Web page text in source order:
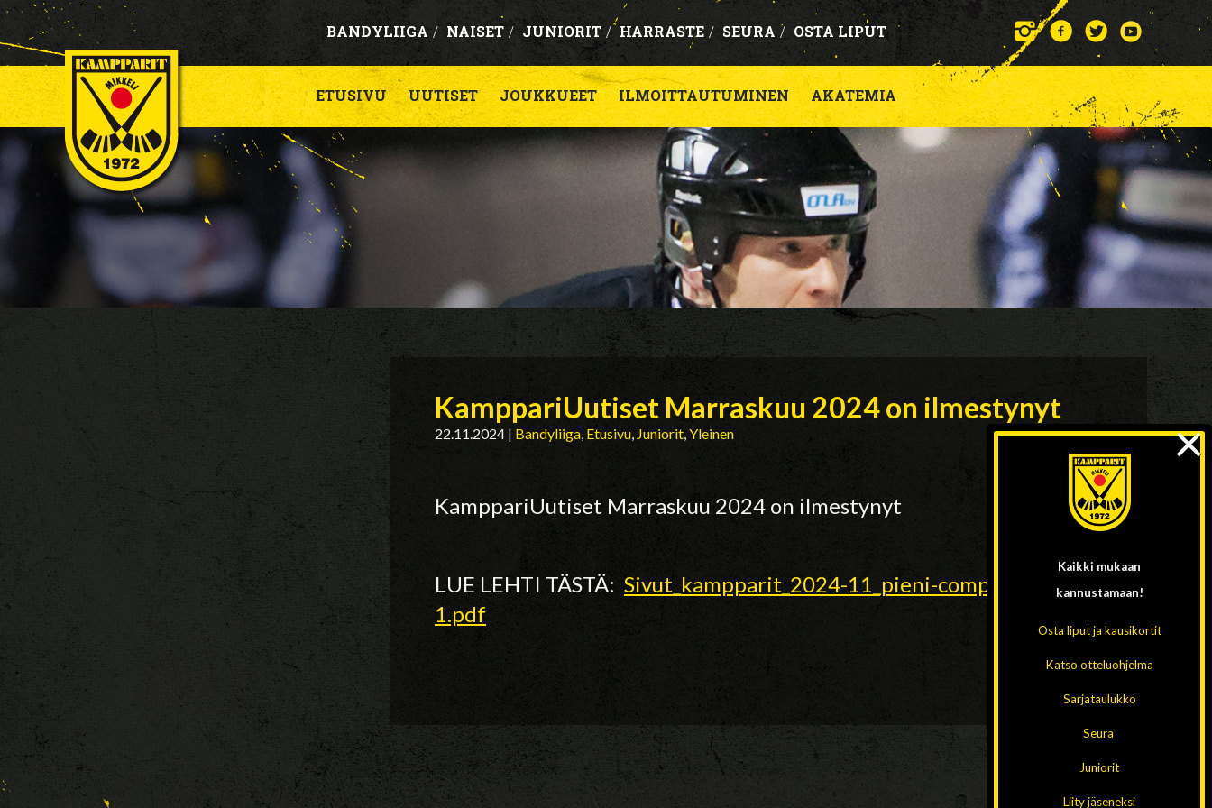
BANDYLIIGA / NAISET / JUNIORIT / HARRASTE / SEURA / OSTA LIPUT
ETUSIVU UUTISET JOUKKUEET ILMOITTAUTUMINEN AKATEMIA
KamppariUutiset Marraskuu 2024 on ilmestynyt
22.11.2024 | Bandyliiga, Etusivu, Juniorit,Yleinen
KamppariUutiset Marraskuu 2024 on ilmestynyt
LUE LEHTI TÄSTÄ: Sivut_kampparit_2024-11_pieni-compressed-
1.pdf
Kaikki mukaan
kannustamaan!
Osta liput ja kausikortit
Katso otteluohjelma
Sarjataulukko
Seura
Juniorit
Liity jäseneksi
×